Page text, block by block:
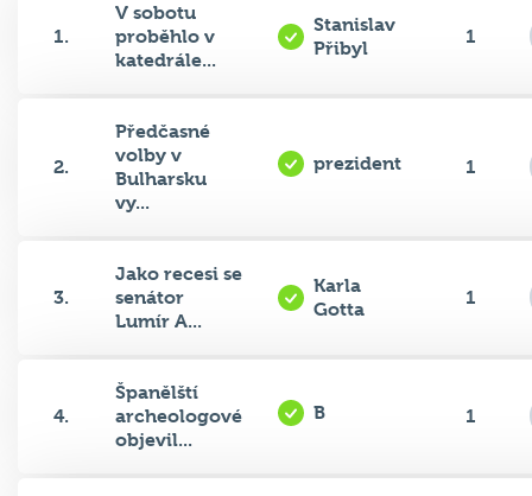
1.
V sobotu
proběhlo v
katedrále...
Stanislav
Přibyl
1
2.
Předčasné
volby v
Bulharsku
vy...
prezident 1
3.
Jako recesi se
senátor
Lumír A...
Karla
Gotta
1
4.
Španělští
archeologové
objevil...
B 1